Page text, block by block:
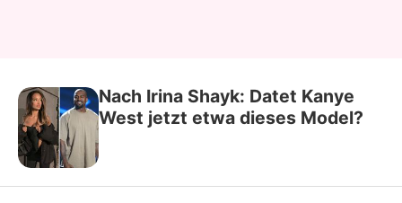
Nach Irina Shayk: Datet Kanye
West jetzt etwa dieses Model?